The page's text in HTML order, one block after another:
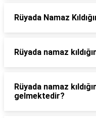
Rüyada Namaz
Rüyada namaz
Rüyada namaz
gelmektedir?